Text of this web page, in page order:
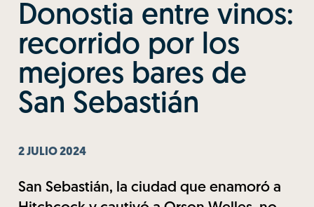
Donostia entre vinos:
recorrido por los
mejores bares de
San Sebastián
2 JULIO 2024
San Sebastián, la ciudad que enamoró a